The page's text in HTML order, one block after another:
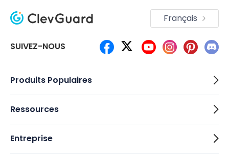
SUIVEZ-NOUS
Français
Produits Populaires
Ressources
Entreprise